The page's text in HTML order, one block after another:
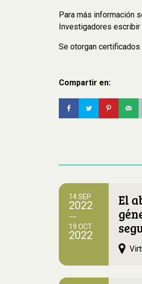
Para más información
Investigadores escribir
Se otorgan
Compartir en:
14 SEP
2022
19 OCT
2022
El